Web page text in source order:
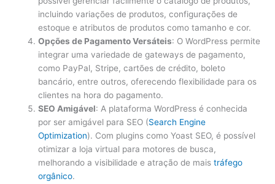
incluindo variações de produtos, configurações de
estoque e atributos de produtos como tamanho e cor.
Opções de Pagamento Versáteis: O WordPress permite
integrar uma variedade de gateways de pagamento,
como PayPal, Stripe, cartões de crédito, boleto
bancário, entre outros, oferecendo flexibilidade para os
clientes na hora do pagamento.
SEO Amigável: A plataforma WordPress é conhecida
por ser amigável para SEO (Search Engine
Optimization). Com plugins como Yoast SEO, é possível
otimizar a loja virtual para motores de busca,
melhorando a visibilidade e atração de maistráfego
orgânico.